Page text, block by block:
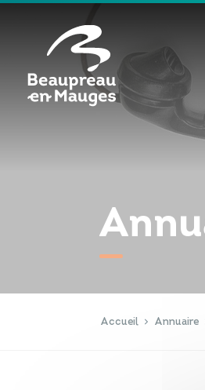
Accueil Annuaire
Cookies management panel